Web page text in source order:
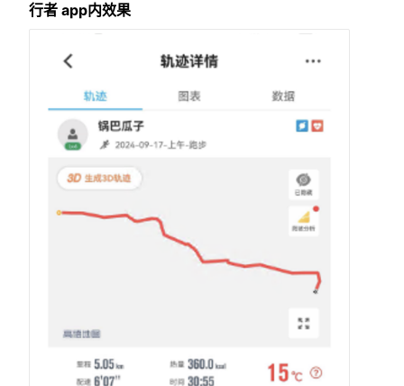
行者 app内效果